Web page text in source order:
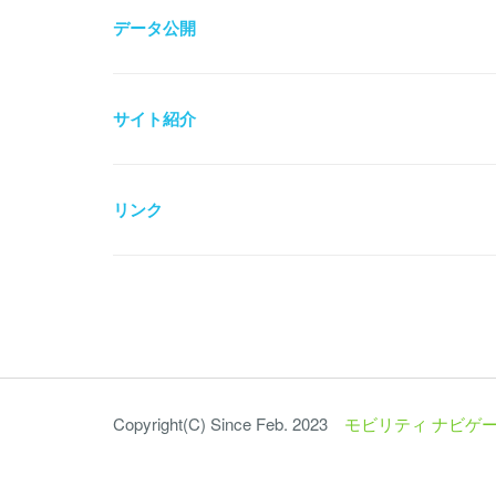
データ公開
サイト紹介
リンク
Copyright(C) Since Feb. 2023 モビリティ ナビゲ